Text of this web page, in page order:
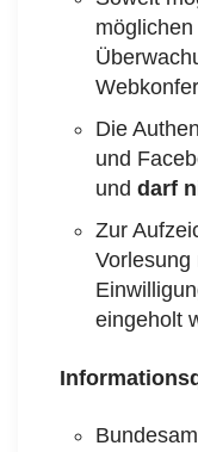
Die
und
und darf
Zur
Vorlesung
eingeholt